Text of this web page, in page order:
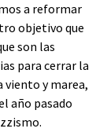
a reformar
objetivo que
son las
para cerrar la
viento y marea,
año pasado